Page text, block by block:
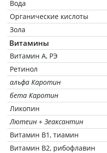
Вода
Органические кислоты
Зола
Витамины
Витамин А, РЭ
Ретинол
альфа Каротин
бета Каротин
Ликопин
Лютеин + Зеаксантин
Витамин В1, тиамин
Витамин В2, рибофлавин